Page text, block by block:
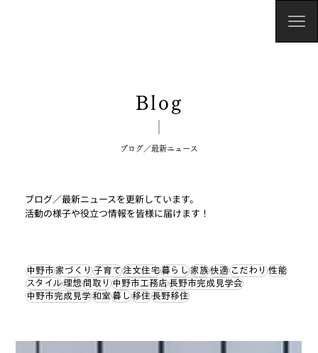
Blog
​ブログ／最新ニュース
ブログ／最新ニュースを更新しています。
​活動の様子や役立つ情報を皆様に届けます！
中野市家づくり子育て注文住宅暮らし家族快適こだわり性能
スタイル理想間取り中野市工務店長野市完成見学会
中野市完成見学和室暮し移住長野移住